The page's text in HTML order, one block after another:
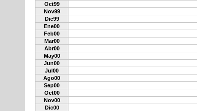
Oct99
Nov99
Dic99
Ene00
Feb00
Mar00
Abr00
May00
Jun00
Jul00
Ago00
Sep00
Oct00
Nov00
Dic00